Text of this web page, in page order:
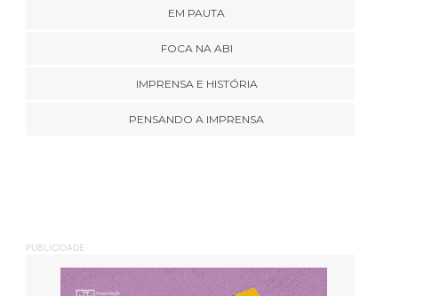
EM PAUTA
FOCA NA ABI
IMPRENSA E HISTÓRIA
PENSANDO A IMPRENSA
PUBLICIDADE